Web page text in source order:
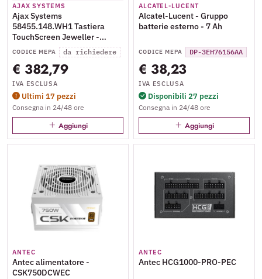
AJAX SYSTEMS
Ajax Systems
58455.148.WH1 Tastiera
TouchScreen Jeweller -
tastiera wireless con
schermo touch - bianco
CODICE MEPA da richiedere
€ 382,79
IVA ESCLUSA
Ultimi 17 pezzi
Consegna in 24/48 ore
Aggiungi
ALCATEL-LUCENT
Alcatel-Lucent - Gruppo
batterie esterno - 7 Ah
CODICE MEPA DP-3EH76156AA
€ 38,23
IVA ESCLUSA
Disponibili 27 pezzi
Consegna in 24/48 ore
Aggiungi
ANTEC
Antec alimentatore -
CSK750DCWEC
ANTEC
Antec HCG1000-PRO-PEC